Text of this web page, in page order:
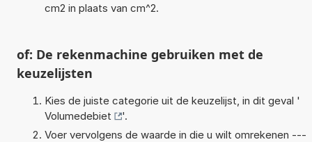
cm2 in plaats van cm^2.
of: De rekenmachine gebruiken met de
keuzelijsten
Kies de juiste categorie uit de keuzelijst, in dit geval '
Volumedebiet
'.
Voer vervolgens de waarde in die u wilt omrekenen ---